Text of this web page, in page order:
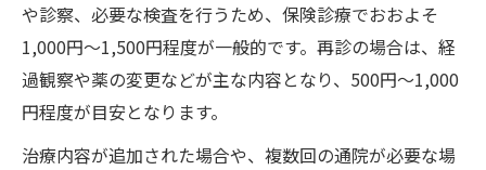
や診察、必要な検査を行うため、保険診療でおおよそ
1,000円〜1,500円程度が一般的です。再診の場合は、経
過観察や薬の変更などが主な内容となり、500円〜1,000
円程度が目安となります。
治療内容が追加された場合や、複数回の通院が必要な場